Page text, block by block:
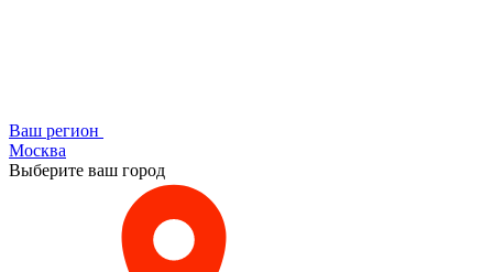
Ваш регион
Москва
Выберите ваш город